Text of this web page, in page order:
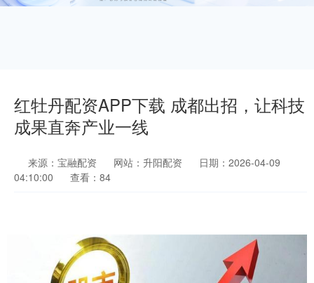
红牡丹配资APP下载 成都出招，让科技
成果直奔产业一线
来源：宝融配资 网站：升阳配资
日期：2026-04-09
04:10:00
查看：84